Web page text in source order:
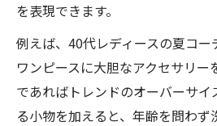
夏コーデでセンスが光る
品よく個性を出すための夏
個性的コーデを品よく
基準
を表現できます。
例えば、40代レディースの夏コ
ワンピースに大胆なアクセサリー
であればトレンドのオーバーサイ
る小物を加えると、年齢を問わず